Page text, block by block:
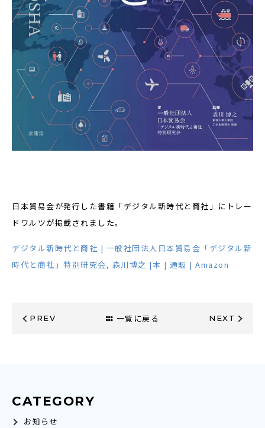
日本貿易会が発行した書籍「デジタル新時代と商社」にトレー
ドワルツが掲載されました。
デジタル新時代と商社 | 一般社団法人日本貿易会「デジタル新
時代と商社」特別研究会, 森川博之 |本 | 通販 | Amazon
PREV 一覧に戻る NEXT
CATEGORY
お知らせ